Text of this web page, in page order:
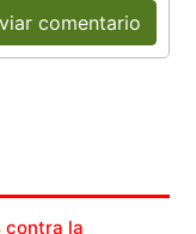
comentario
contra la